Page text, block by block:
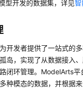
型开发的数据集，详见智
开发者提供了一站式的
岛，实现了从数据接入
闭环管理。ModelArts平
种模态的数据，并根据